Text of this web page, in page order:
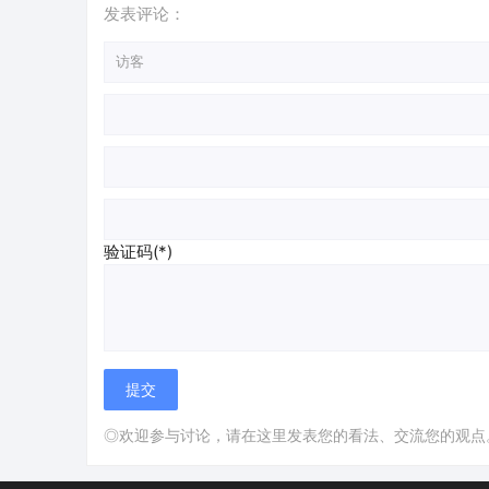
发表评论：
验证码(*)
◎欢迎参与讨论，请在这里发表您的看法、交流您的观点